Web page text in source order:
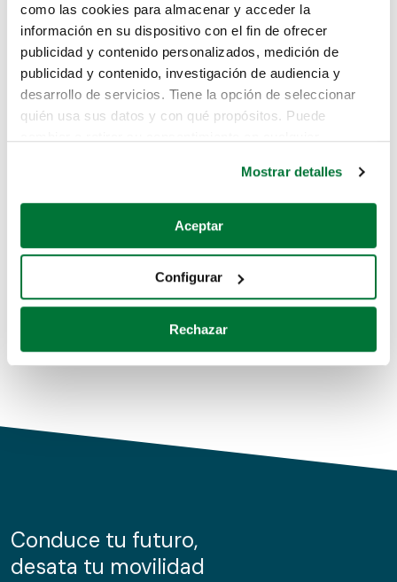
como las cookies para almacenar y acceder la
información en su dispositivo con el fin de ofrecer
publicidad y contenido personalizados, medición de
publicidad y contenido, investigación de audiencia y
desarrollo de servicios. Tiene la opción de seleccionar
quién usa sus datos y con qué propósitos. Puede
Si lo permite, también quisiéramos:
Recopilar información sobre su ubicación geográfica
Identificar su dispositivo analizándolo activamente
para buscar características específicas (huellas
Obtenga más información sobre cómo se procesan sus
de cookies.
información sobre el uso que haga del sitio web con
nuestros partners de redes sociales, publicidad y análisis
Mostrar detalles
Aceptar
Configurar
Rechazar
Lo sentimos, no sabemos como
te hemos traido hasta aquí.
Pero puedes encontrar el coche que estás
buscando en alguno de estos enlaces:
Coches de segunda mano
Coches de km0
Conduce tu futuro,
desata tu movilidad